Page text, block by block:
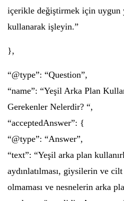
içerikle değiştirmek için uygun
kullanarak işleyin.”
},
“@type”: “Question”,
“name”: “Yeşil Arka Plan
Gerekenler Nelerdir? “,
“acceptedAnswer”: {
“@type”: “Answer”,
“text”: “Yeşil arka plan
aydınlatılması, giysilerin ve
olmaması ve nesnelerin arka